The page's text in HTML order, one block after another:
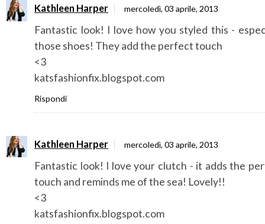
Kathleen Harper mercoledì, 03 aprile, 2013
Fantastic look! I love how you styled this -
those shoes! They add the perfect touch
<3
katsfashionfix.blogspot.com
Rispondi
Kathleen Harper mercoledì, 03 aprile, 2013
Fantastic look! I love your clutch - it adds the
touch and reminds me of the sea! Lovely!!
<3
katsfashionfix.blogspot.com